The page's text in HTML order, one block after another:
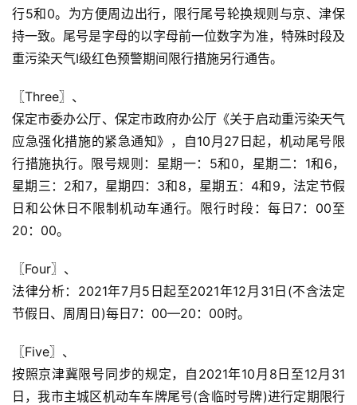
行5和0。为方便周边出行，限行尾号轮换规则与京、津保
持一致。尾号是字母的以字母前一位数字为准，特殊时段及
重污染天气I级红色预警期间限行措施另行通告。
〖Three〗、
保定市委办公厅、保定市政府办公厅《关于启动重污染天气
应急强化措施的紧急通知》，自10月27日起，机动尾号限
行措施执行。限号规则：星期一：5和0，星期二：1和6，
星期三：2和7，星期四：3和8，星期五：4和9，法定节假
日和公休日不限制机动车通行。限行时段：每日7：00至
20：00。
〖Four〗、
法律分析：2021年7月5日起至2021年12月31日(不含法定
节假日、周周日)每日7：00—20：00时。
〖Five〗、
按照京津冀限号同步的规定，自2021年10月8日至12月31
日，我市主城区机动车车牌尾号(含临时号牌)进行定期限行